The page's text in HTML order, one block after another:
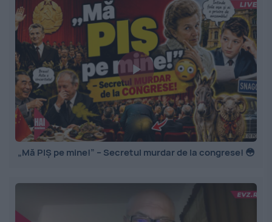
„Mă PIȘ pe mine!” – Secretul murdar de la congrese! 😳